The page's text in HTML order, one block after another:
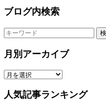
ブログ内検索
月別アーカイブ
人気記事ランキング